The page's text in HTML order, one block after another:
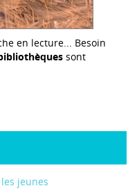
en lecture... Besoin
sont